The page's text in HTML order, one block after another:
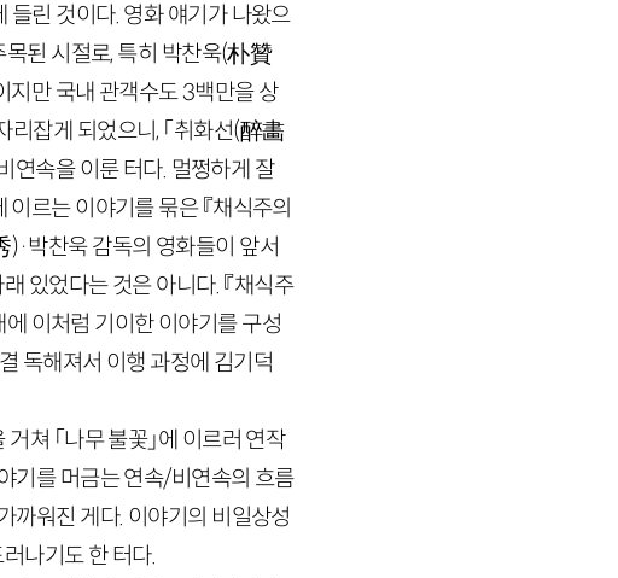
들린 것이다. 영화 얘기가 나왔으
된 시절로, 특히 박찬욱(朴贊
지만 국내 관객수도3백만을 상
잡게 되었으니, 「취화선(醉畵
연속을 이룬 터다. 멀쩡하게 잘
이르는 이야기를 묶은 『채식주의
)·박찬욱 감독의 영화들이 앞서
있었다는 것은 아니다. 『채식주
에 이처럼 기이한 이야기를 구성
독해져서 이행 과정에 김기덕
쳐 「나무 불꽃」에 이르러 연작
기를 머금는 연속/비연속의 흐름
까워진 게다. 이야기의 비일상성
나기도 한 터다.